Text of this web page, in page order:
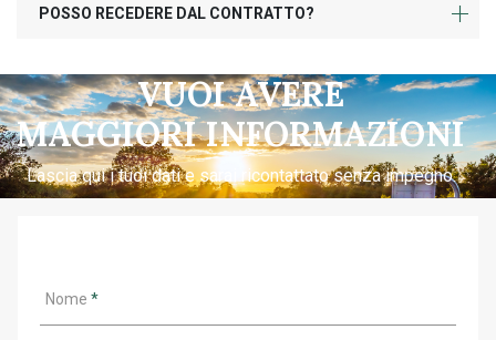
POSSO RECEDERE DAL CONTRATTO?
VUOI AVERE
MAGGIORI INFORMAZIONI
Lascia qui i tuoi dati e sarai ricontattato senza impegno.
Nome *